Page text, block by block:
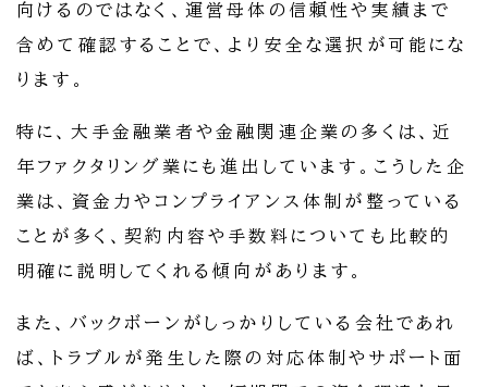
向けるのではなく、運営母体の信頼性や実績まで
含めて確認することで、より安全な選択が可能にな
ります。
特に、大手金融業者や金融関連企業の多くは、近
年ファクタリング業にも進出しています。こうした企
業は、資金力やコンプライアンス体制が整っている
ことが多く、契約内容や手数料についても比較的
明確に説明してくれる傾向があります。
また、バックボーンがしっかりしている会社であれ
ば、トラブルが発生した際の対応体制やサポート面